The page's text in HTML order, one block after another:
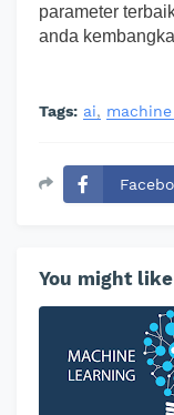
parameter
anda
Tags: ai
You might like